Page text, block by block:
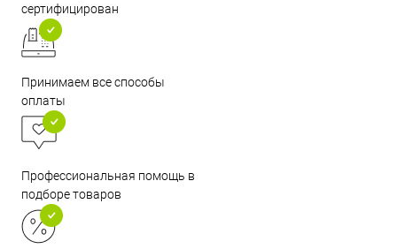
сертифицирован
Принимаем все способы
оплаты
Профессиональная помощь в
подборе товаров